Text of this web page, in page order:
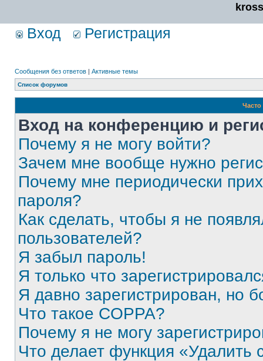
Вход Регистрация
Сообщения без ответов | Активные темы
Список форумов
Вход на конференцию и
Почему я не могу войти?
Зачем мне вообще нужно
Почему мне периодически
пароля?
Как сделать, чтобы я не
пользователей?
Я забыл пароль!
Я только что
Я давно зарегистрирован, но
Что такое COPPA?
Почему я не могу
Что делает функция «Удалить